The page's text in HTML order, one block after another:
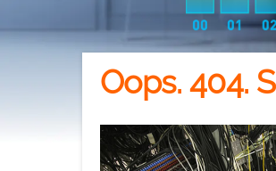
Oops. 404.